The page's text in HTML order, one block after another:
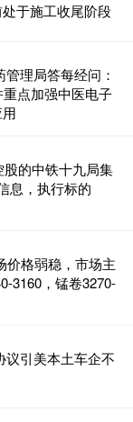
于施工收尾阶段
理局答每经问：
点加强中医电子
股的中铁十九局集
息，执行标的
价格弱稳，市场主
3160，锰卷3270-
议引美本土车企不